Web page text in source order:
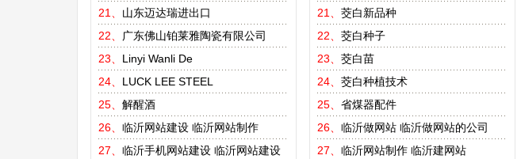
21、 山东迈达瑞进出口
22、
广东佛山铂莱雅陶瓷有限公司
23、 Linyi Wanli De
24、 LUCK LEE STEEL
25、 解醒酒
26、 临沂网站建设 临沂网站制作
27、 临沂手机网站建设 临沂网站建设
21、 茭白新品种
22、 茭白种子
23、 茭白苗
24、 茭白种植技术
25、 省煤器配件
26、 临沂做网站 临沂做网站的公司
27、 临沂网站制作 临沂建网站